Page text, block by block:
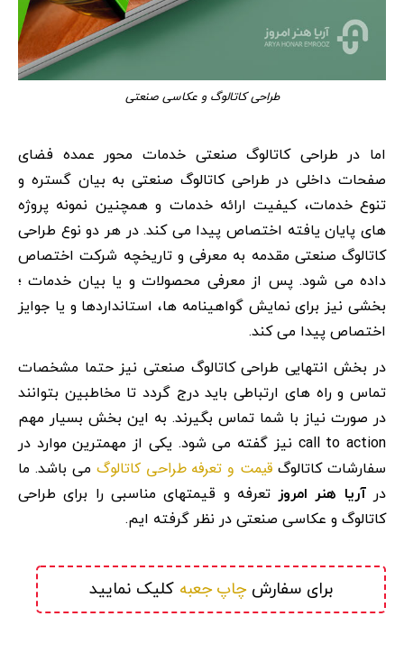
طراحی کاتالوگ و عکاسی صنعتی
اما در طراحی کاتالوگ صنعتی خدمات محور عمده فضای
صفحات داخلی در طراحی کاتالوگ صنعتی به بیان گستره و
تنوع خدمات، کیفیت ارائه خدمات و همچنین نمونه پروژه
های پایان یافته اختصاص پیدا می کند. در هر دو نوع طراحی
کاتالوگ صنعتی مقدمه به معرفی و تاریخچه شرکت اختصاص
داده می شود. پس از معرفی محصولات و یا بیان خدمات ؛
بخشی نیز برای نمایش گواهینامه ها، استانداردها و یا جوایز
اختصاص پیدا می کند.
در بخش انتهایی طراحی کاتالوگ صنعتی نیز حتما مشخصات
تماس و راه های ارتباطی باید درج گردد تا مخاطبین بتوانند
در صورت نیاز با شما تماس بگیرند. به این بخش بسیار مهم
call to action نیز گفته می شود. یکی از مهمترین موارد در
سفارشات کاتالوگ قیمت و تعرفه طراحی کاتالوگ می باشد. ما
درآریا هنر امروز تعرفه و قیمتهای مناسبی را برای طراحی
کاتالوگ و عکاسی صنعتی در نظر گرفته ایم.
برای سفارش چاپ جعبه کلیک نمایید